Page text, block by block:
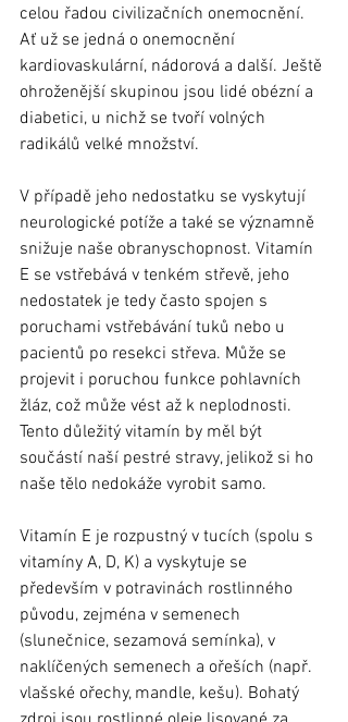
celou řadou civilizačních onemocnění.
Ať už se jedná o onemocnění
kardiovaskulární, nádorová a další. Ještě
ohroženější skupinou jsou lidé obézní a
diabetici, u nichž se tvoří volných
radikálů velké množství.
V případě jeho nedostatku se vyskytují
neurologické potíže a také se významně
snižuje naše obranyschopnost. Vitamín
E se vstřebává v tenkém střevě, jeho
nedostatek je tedy často spojen s
poruchami vstřebávání tuků nebo u
pacientů po resekci střeva. Může se
projevit i poruchou funkce pohlavních
žláz, což může vést až k neplodnosti.
Tento důležitý vitamín by měl být
součástí naší pestré stravy, jelikož si ho
naše tělo nedokáže vyrobit samo.
Vitamín E je rozpustný v tucích (spolu s
vitamíny A, D, K) a vyskytuje se
především v potravinách rostlinného
původu, zejména v semenech
(slunečnice, sezamová semínka), v
naklíčených semenech a ořeších (např.
vlašské ořechy, mandle, kešu). Bohatý